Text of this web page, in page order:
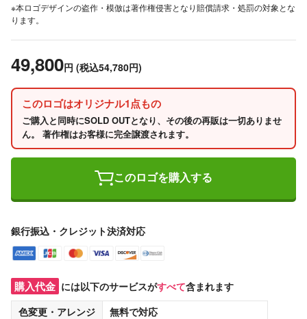
※本ロゴデザインの盗作・模倣は著作権侵害となり賠償請求・処罰の対象とな
ります。
49,800円 (税込54,780円)
このロゴはオリジナル1点もの
ご購入と同時にSOLD OUTとなり、その後の再販は一切ありませ
ん。 著作権はお客様に完全譲渡されます。
このロゴを購入する
銀行振込・クレジット決済対応
購入代金 には以下のサービスがすべて含まれます
色変更・アレンジ
無料で対応